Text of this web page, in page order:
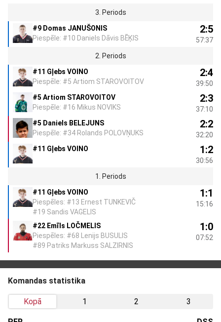
3. Periods
#9 Domas JANUŠONIS
Piespēle: #10 Daniels Dāvis BĒĶIS
2:5
57:37
2. Periods
#11 Gļebs VOINO
Piespēle: #5 Artiom STAROVOITOV
2:4
39:50
#5 Artiom STAROVOITOV
Piespēle: #16 Mikus NOVIKS
2:3
37:10
#5 Daniels BELEJUNS
Piespēle: #34 Rolands POLOVŅUKS
2:2
32:20
#11 Gļebs VOINO
1:2
30:56
1. Periods
#11 Gļebs VOINO
Piespēles: #13 Ernest TUNKEVIČ
#19 Sandis VAGELIS
1:1
15:16
#22 Emīls LOČMELIS
Piespēles: #68 Lenijs BUSULIS
#89 Patriks Markuss SALZIRNIS
1:0
07:52
Komandas statistika
Kopā 1 2 3